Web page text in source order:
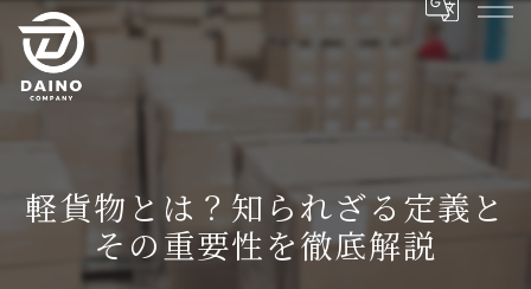
軽貨物とは？知られざる定義と
その重要性を徹底解説